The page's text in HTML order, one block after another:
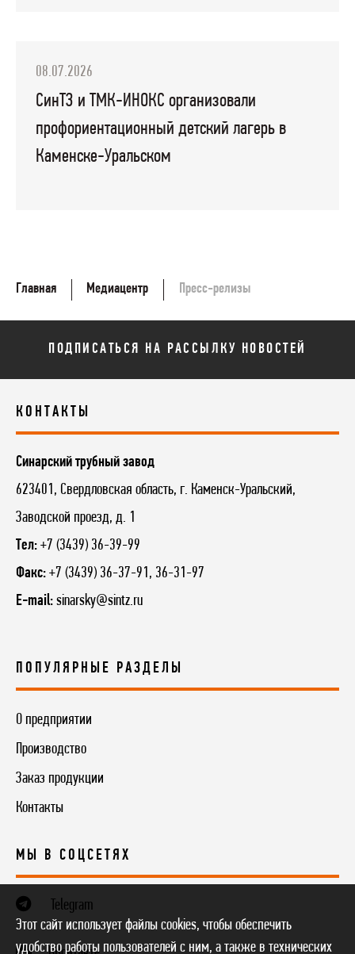
08.07.2026
СинТЗ и ТМК-ИНОКС организовали
профориентационный детский лагерь в
Каменске-Уральском
Главная Медиацентр Пресс-релизы
ПОДПИСАТЬСЯ НА РАССЫЛКУ НОВОСТЕЙ
КОНТАКТЫ
Синарский трубный завод
623401, Свердловская область, г. Каменск-Уральский,
Заводской проезд, д. 1
Тел: +7 (3439) 36-39-99
Факс: +7 (3439) 36-37-91, 36-31-97
E-mail: sinarsky@sintz.ru
ПОПУЛЯРНЫЕ РАЗДЕЛЫ
О предприятии
Производство
Заказ продукции
Контакты
МЫ В СОЦСЕТЯХ
Telegram
Этот сайт использует файлы cookies, чтобы обеспечить
удобство работы пользователей с ним, а также в технических